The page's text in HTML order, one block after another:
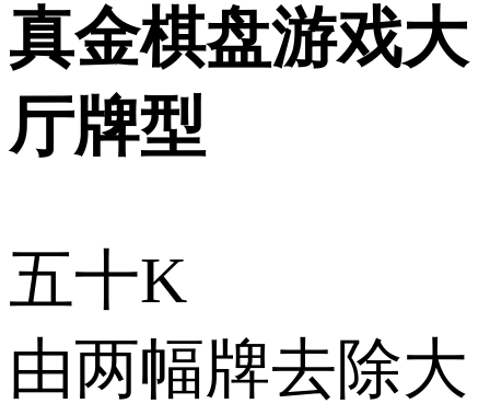
真金棋盘游戏大
厅牌型
五十K
由两幅牌去除大